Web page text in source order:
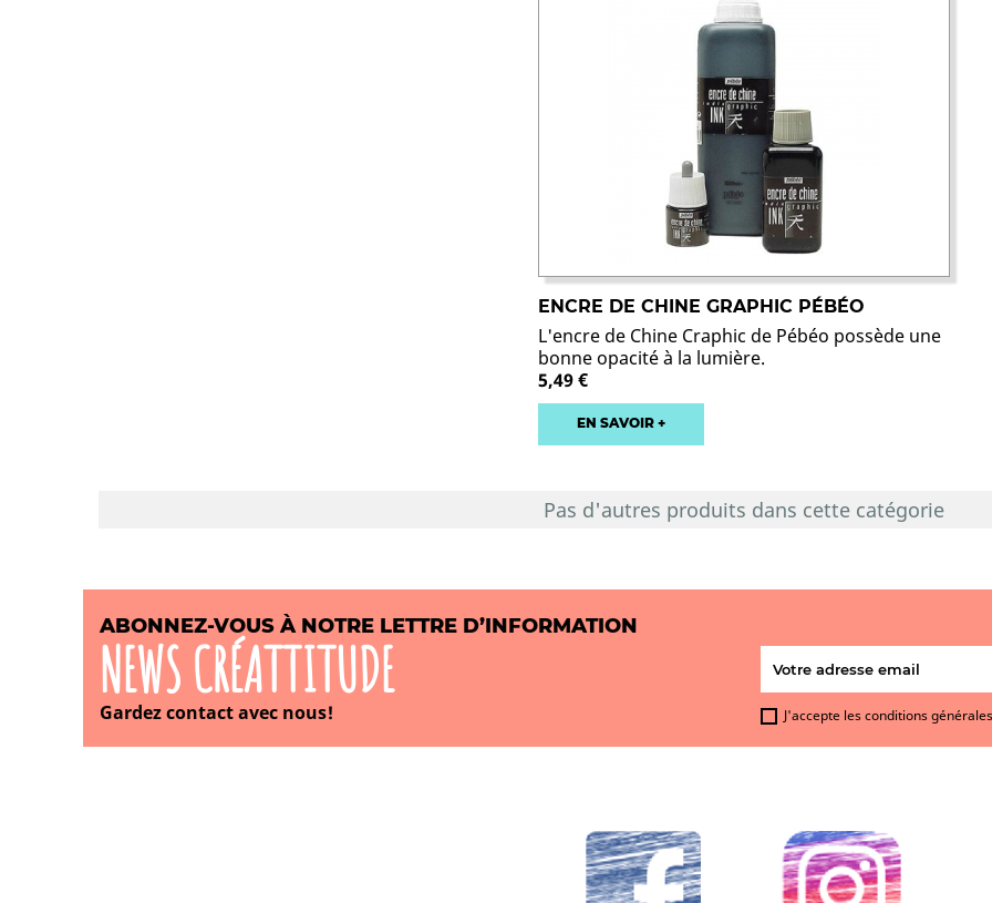
ENCRE DE CHINE GRAPHIC PÉBÉO
L'encre de Chine Craphic de Pébéo possède une
bonne opacité à la lumière.
5,49 €
EN SAVOIR +
Pas d'autres produits dans cette catégorie
ABONNEZ-VOUS À NOTRE LETTRE D’INFORMATION
NEWS CRÉATTITUDE
Gardez contact avec nous! J'accepte les conditions